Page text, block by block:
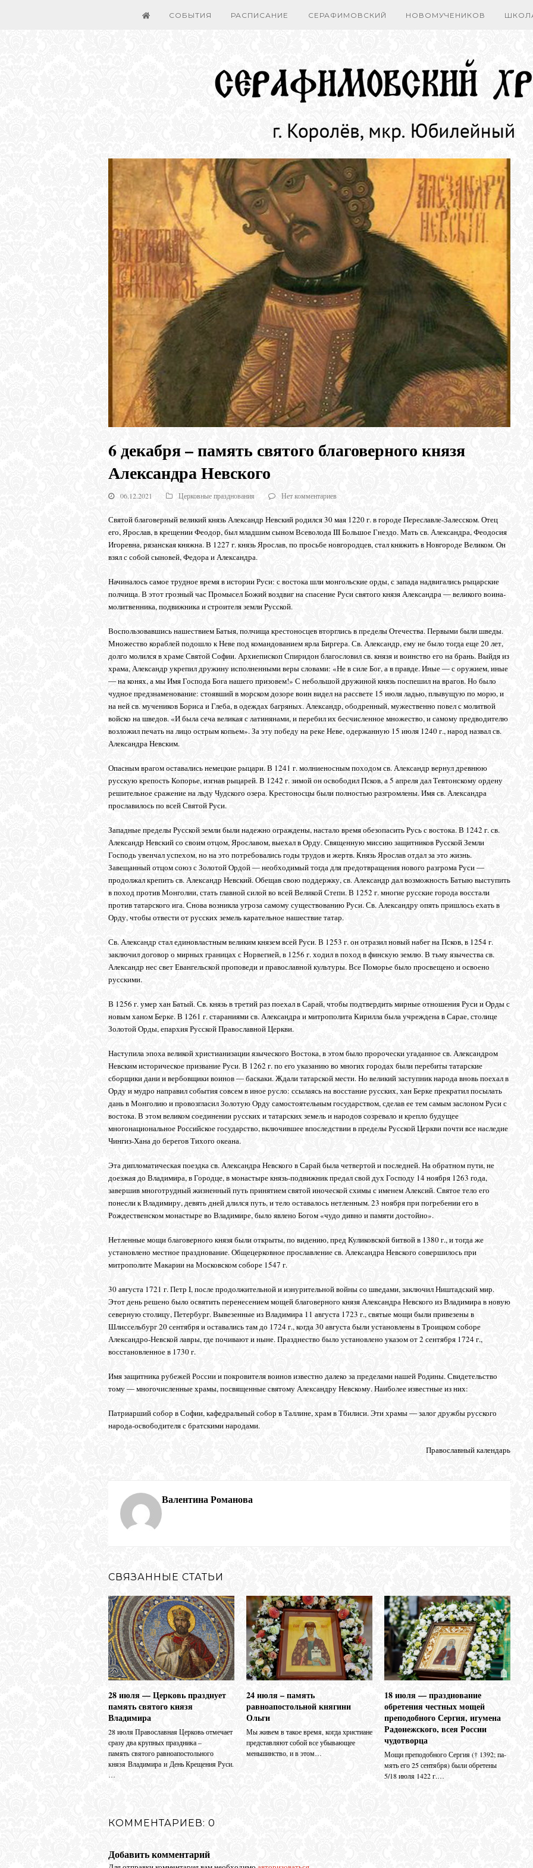
СОБЫТИЯ РАСПИСАНИЕ СЕРАФИМОВСКИЙ НОВОМУЧЕНИКОВ
6 декабря – память святого благоверного князя
Александра Невского
06.12.2021 Церковные празднования Нет комментариев
Святой благоверный великий князь Александр Невский родился 30 мая 1220 г. в городе Переславле-Залесском. Отец
его, Ярослав, в крещении Феодор, был младшим сыном Всеволода III Большое Гнездо. Мать св. Александра, Феодосия
Игоревна, рязанская княжна. В 1227 г. князь Ярослав, по просьбе новгородцев, стал княжить в Новгороде Великом. Он
взял с собой сыновей, Федора и Александра.
Начиналось самое трудное время в истории Руси: с востока шли монгольские орды, с запада надвигались рыцарские
полчища. В этот грозный час Промысел Божий воздвиг на спасение Руси святого князя Александра ― великого воина-
молитвенника, подвижника и строителя земли Русской.
Воспользовавшись нашествием Батыя, полчища крестоносцев вторглись в пределы Отечества. Первыми были шведы.
Множество кораблей подошло к Неве под командованием ярла Биргера. Св. Александр, ему не было тогда еще 20 лет,
долго молился в храме Святой Софии. Архиепископ Спиридон благословил св. князя и воинство его на брань. Выйдя из
храма, Александр укрепил дружину исполненными веры словами: «Не в силе Бог, а в правде. Иные ― с оружием, иные
― на конях, а мы Имя Господа Бога нашего призовем!» С небольшой дружиной князь поспешил на врагов. Но было
чудное предзнаменование: стоявший в морском дозоре воин видел на рассвете 15 июля ладью, плывущую по морю, и
на ней св. мучеников Бориса и Глеба, в одеждах багряных. Александр, ободренный, мужественно повел с молитвой
войско на шведов. «И была сеча великая с латинянами, и перебил их бесчисленное множество, и самому предводителю
возложил печать на лицо острым копьем». За эту победу на реке Неве, одержанную 15 июля 1240 г., народ назвал св.
Александра Невским.
Опасным врагом оставались немецкие рыцари. В 1241 г. молниеносным походом св. Александр вернул древнюю
русскую крепость Копорье, изгнав рыцарей. В 1242 г. зимой он освободил Псков, а 5 апреля дал Тевтонскому ордену
решительное сражение на льду Чудского озера. Крестоносцы были полностью разгромлены. Имя св. Александра
прославилось по всей Святой Руси.
Западные пределы Русской земли были надежно ограждены, настало время обезопасить Русь с востока. В 1242 г. св.
Александр Невский со своим отцом, Ярославом, выехал в Орду. Священную миссию защитников Русской Земли
Господь увенчал успехом, но на это потребовались годы трудов и жертв. Князь Ярослав отдал за это жизнь.
Завещанный отцом союз с Золотой Ордой ― необходимый тогда для предотвращения нового разгрома Руси ―
продолжал крепить св. Александр Невский. Обещав свою поддержку, св. Александр дал возможность Батыю выступить
в поход против Монголии, стать главной силой во всей Великой Степи. В 1252 г. многие русские города восстали
против татарского ига. Снова возникла угроза самому существованию Руси. Св. Александру опять пришлось ехать в
Орду, чтобы отвести от русских земель карательное нашествие татар.
Св. Александр стал единовластным великим князем всей Руси. В 1253 г. он отразил новый набег на Псков, в 1254 г.
заключил договор о мирных границах с Норвегией, в 1256 г. ходил в поход в финскую землю. В тьму язычества св.
Александр нес свет Евангельской проповеди и православной культуры. Все Поморье было просвещено и освоено
русскими.
В 1256 г. умер хан Батый. Св. князь в третий раз поехал в Сарай, чтобы подтвердить мирные отношения Руси и Орды с
новым ханом Берке. В 1261 г. стараниями св. Александра и митрополита Кирилла была учреждена в Сарае, столице
Золотой Орды, епархия Русской Православной Церкви.
Наступила эпоха великой христианизации языческого Востока, в этом было пророчески угаданное св. Александром
Невским историческое призвание Руси. В 1262 г. по его указанию во многих городах были перебиты татарские
сборщики дани и вербовщики воинов ― баскаки. Ждали татарской мести. Но великий заступник народа вновь поехал в
Орду и мудро направил события совсем в иное русло: ссылаясь на восстание русских, хан Берке прекратил посылать
дань в Монголию и провозгласил Золотую Орду самостоятельным государством, сделав ее тем самым заслоном Руси с
востока. В этом великом соединении русских и татарских земель и народов созревало и крепло будущее
многонациональное Российское государство, включившее впоследствии в пределы Русской Церкви почти все наследие
Чингиз-Хана до берегов Тихого океана.
Эта дипломатическая поездка св. Александра Невского в Сарай была четвертой и последней. На обратном пути, не
доезжая до Владимира, в Городце, в монастыре князь-подвижник предал свой дух Господу 14 ноября 1263 года,
завершив многотрудный жизненный путь принятием святой иноческой схимы с именем Алексий. Святое тело его
понесли к Владимиру, девять дней длился путь, и тело оставалось нетленным. 23 ноября при погребении его в
Рождественском монастыре во Владимире, было явлено Богом «чудо дивно и памяти достойно».
Нетленные мощи благоверного князя были открыты, по видению, пред Куликовской битвой в 1380 г., и тогда же
установлено местное празднование. Общецерковное прославление св. Александра Невского совершилось при
митрополите Макарии на Московском соборе 1547 г.
30 августа 1721 г. Петр I, после продолжительной и изнурительной войны со шведами, заключил Ништадский мир.
Этот день решено было освятить перенесением мощей благоверного князя Александра Невского из Владимира в новую
северную столицу, Петербург. Вывезенные из Владимира 11 августа 1723 г., святые мощи были привезены в
Шлиссельбург 20 сентября и оставались там до 1724 г., когда 30 августа были установлены в Троицком соборе
Александро-Невской лавры, где почивают и ныне. Празднество было установлено указом от 2 сентября 1724 г.,
восстановленное в 1730 г.
Имя защитника рубежей России и покровителя воинов известно далеко за пределами нашей Родины. Свидетельство
тому ― многочисленные храмы, посвященные святому Александру Невскому. Наиболее известные из них:
Патриарший собор в Софии, кафедральный собор в Таллине, храм в Тбилиси. Эти храмы ― залог дружбы русского
народа-освободителя с братскими народами.
Православный календарь
Валентина Романова
СВЯЗАННЫЕ СТАТЬИ
28 июля — Церковь празднует
память святого князя
Владимира
28 июля Православная Церковь отмечает
сразу два крупных праздника –
память святого равноапостольного
князя Владимира и День Крещения Руси.
…
24 июля – память
равноапостольной княгини
Ольги
Мы живем в такое время, когда христиане
представляют собой все убывающее
меньшинство, и в этом…
18 июля — празднование
обретения честных мощей
преподобного Сергия, игумена
Радонежского, всея России
чудотворца
Мо­щи пре­по­доб­но­го Сер­гия († 1392; па­
мять его 25 сен­тяб­ря) бы­ли об­ре­те­ны
5/18 июля 1422 г.…
КОММЕНТАРИЕВ: 0
Добавить комментарий